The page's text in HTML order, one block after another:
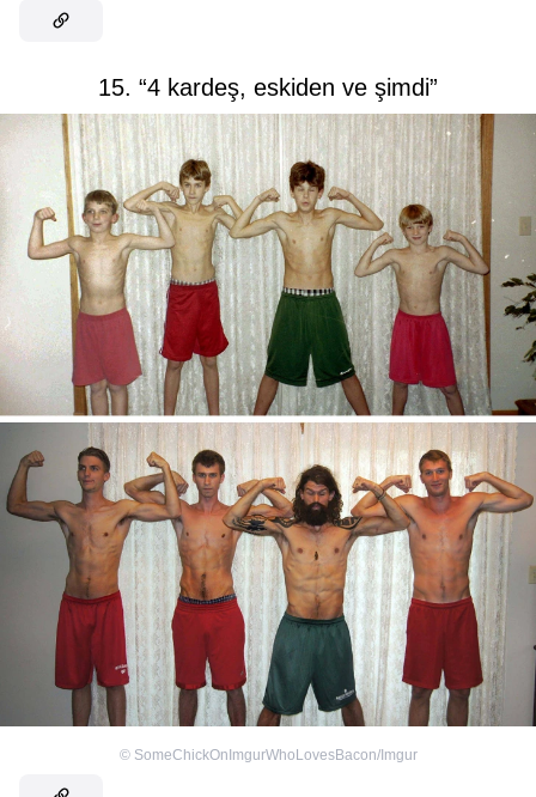
15. “4 kardeş, eskiden ve şimdi”
© SomeChickOnImgurWhoLovesBacon/Imgur